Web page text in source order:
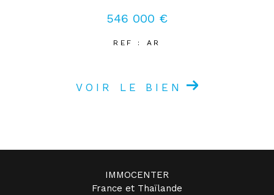
546 000 €
REF : AR
VOIR LE BIEN
IMMOCENTER
France et Thaïlande